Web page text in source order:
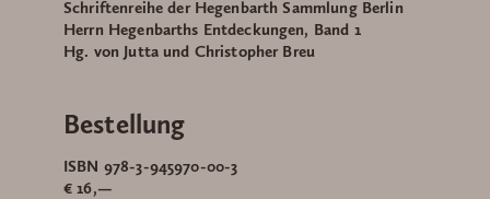
Schriftenreihe der Hegenbarth Sammlung Berlin
Herrn Hegenbarths Entdeckungen, Band 1
Hg. von Jutta und Christopher Breu
Bestellung
ISBN 978-3-945970-00-3
€ 16,—